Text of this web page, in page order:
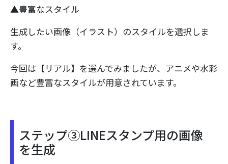
▲豊富なスタイル
生成したい画像（イラスト）のスタイルを選択しま
す。
今回は【リアル】を選んでみましたが、アニメや水彩
画など豊富なスタイルが用意されています。
ステップ③LINEスタンプ用の画像
を生成